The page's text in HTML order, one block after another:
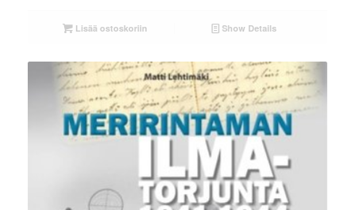
Lisää ostoskoriin Show Details